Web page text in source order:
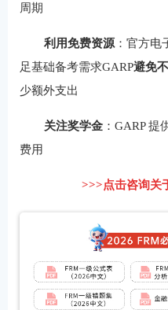
周期
利用免费资源：官方电
足基础备考需求GARP避免
少额外支出
关注奖学金：GARP 提
费用
>>>点击咨询关